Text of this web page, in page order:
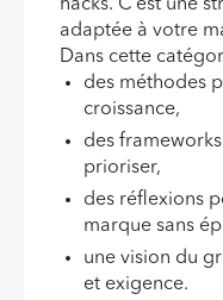
hacks. C’est une
adaptée à votre
Dans cette
des méthodes
croissance,
des
prioriser,
des réflexions
marque sans
une vision du
et exigence.